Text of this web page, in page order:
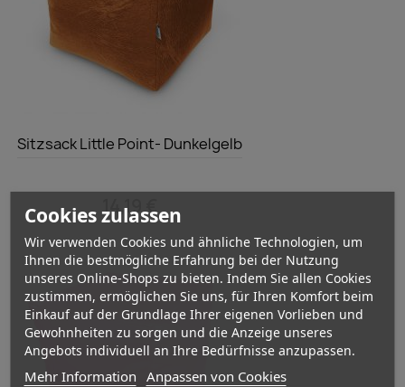

Sitzsack Little Point- Dunkelgelb
14,19 €
Cookies zulassen
Wir verwenden Cookies und ähnliche Technologien, um
Ihnen die bestmögliche Erfahrung bei der Nutzung
unseres Online-Shops zu bieten. Indem Sie allen Cookies
zustimmen, ermöglichen Sie uns, für Ihren Komfort beim
Einkauf auf der Grundlage Ihrer eigenen Vorlieben und
Gewohnheiten zu sorgen und die Anzeige unseres
Angebots individuell an Ihre Bedürfnisse anzupassen.
Mehr Information Anpassen von Cookies